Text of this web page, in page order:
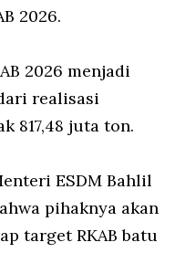
2026.
2026 menjadi
realisasi
817,48 juta ton.
ESDM Bahlil
pihaknya akan
target RKAB batu